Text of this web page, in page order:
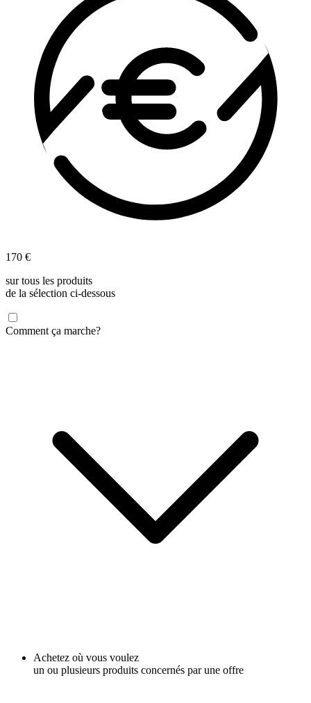
170 €
sur tous les produits
de la sélection ci-dessous
Comment ça marche?
Achetez où vous voulez
un ou plusieurs produits concernés par une offre